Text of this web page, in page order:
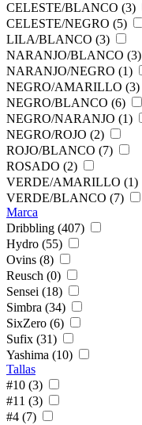
CELESTE/BLANCO (3)
CELESTE/NEGRO (5)
LILA/BLANCO (3)
NARANJO/BLANCO (3)
NARANJO/NEGRO (1)
NEGRO/AMARILLO (3)
NEGRO/BLANCO (6)
NEGRO/NARANJO (1)
NEGRO/ROJO (2)
ROJO/BLANCO (7)
ROSADO (2)
VERDE/AMARILLO (1)
VERDE/BLANCO (7)
Marca
Dribbling (407)
Hydro (55)
Ovins (8)
Reusch (0)
Sensei (18)
Simbra (34)
SixZero (6)
Sufix (31)
Yashima (10)
Tallas
#10 (3)
#11 (3)
#4 (7)